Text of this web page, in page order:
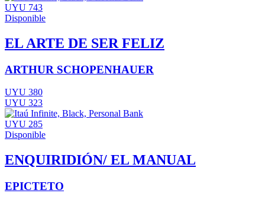
UYU 743
Disponible
EL ARTE DE SER FELIZ
ARTHUR SCHOPENHAUER
UYU 380
UYU 323
UYU 285
Disponible
ENQUIRIDIÓN/ EL MANUAL
EPICTETO